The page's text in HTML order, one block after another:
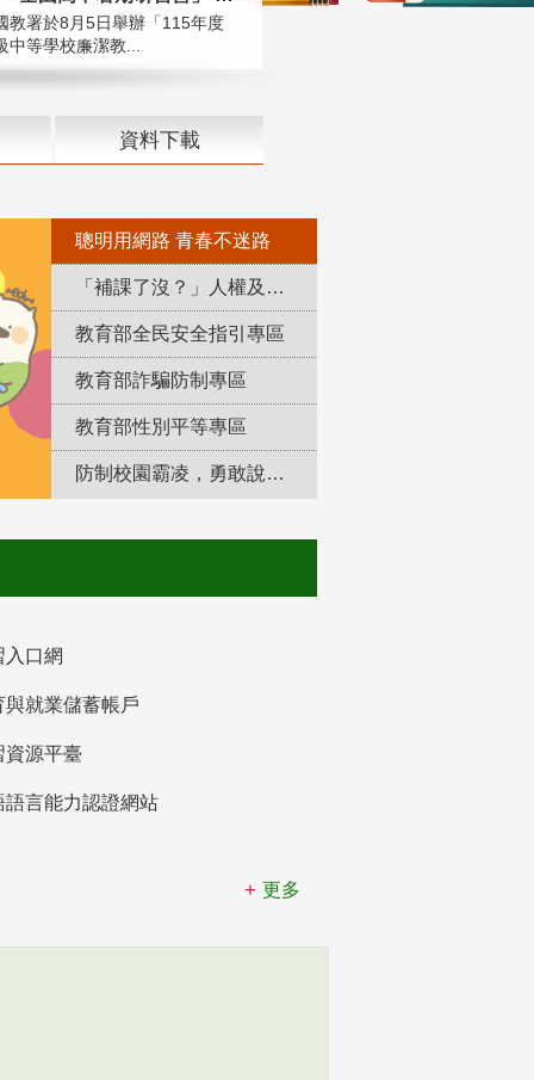
教署於8月5日舉辦「115年度
中等學校廉潔教...
資料下載
聰明用網路 青春不迷路
「補課了沒？」人權及轉型正義教育專區
教育部全民安全指引專區
教育部詐騙防制專區
教育部性別平等專區
防制校園霸凌，勇敢說出來！
入口網
與就業儲蓄帳戶
資源平臺
語言能力認證網站
更多